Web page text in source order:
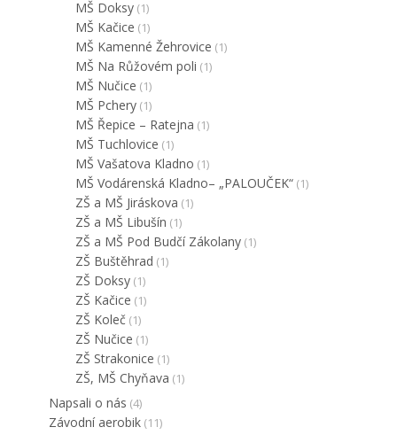
MŠ Doksy (1)
MŠ Kačice (1)
MŠ Kamenné Žehrovice (1)
MŠ Na Růžovém poli (1)
MŠ Nučice (1)
MŠ Pchery (1)
MŠ Řepice – Ratejna (1)
MŠ Tuchlovice (1)
MŠ Vašatova Kladno (1)
MŠ Vodárenská Kladno– „PALOUČEK“ (1)
ZŠ a MŠ Jiráskova (1)
ZŠ a MŠ Libušín (1)
ZŠ a MŠ Pod Budčí Zákolany (1)
ZŠ Buštěhrad (1)
ZŠ Doksy (1)
ZŠ Kačice (1)
ZŠ Koleč (1)
ZŠ Nučice (1)
ZŠ Strakonice (1)
ZŠ, MŠ Chyňava (1)
Napsali o nás (4)
Závodní aerobik (11)